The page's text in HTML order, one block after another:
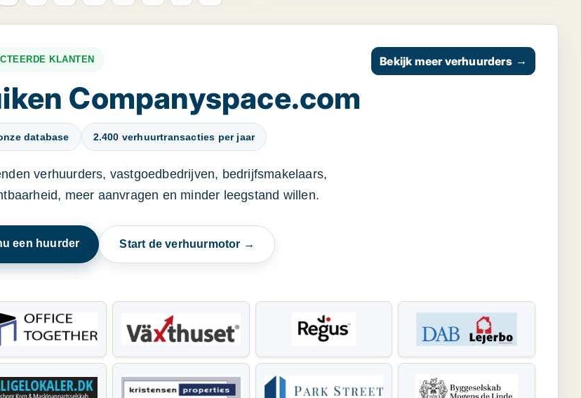
KLANTEN
Companyspace.com
database 2.400 verhuurtransacties per jaar
verhuurders, vastgoedbedrijven, bedrijfsmakelaars,
meer aanvragen en minder leegstand willen.
een huurder Start de verhuurmotor →
Bekijk meer verhuurders →